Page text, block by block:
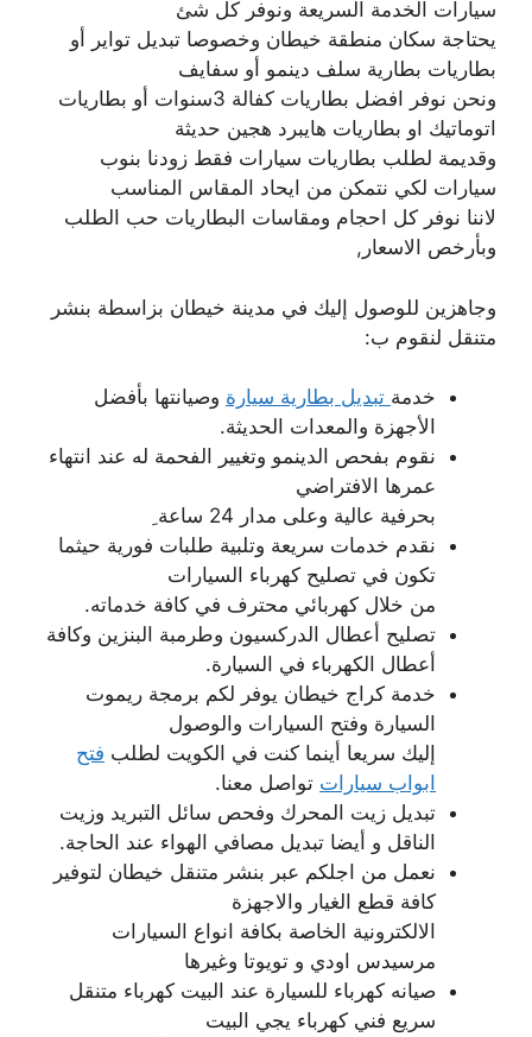
سيارات الخدمة السريعة ونوفر كل شئ
يحتاجة سكان منطقة خيطان وخصوصا تبديل تواير أو
بطاريات بطارية سلف دينمو أو سفايف
ونحن نوفر افضل بطاريات كفالة 3سنوات أو بطاريات
اتوماتيك او بطاريات هايبرد هجين حديثة
وقديمة لطلب بطاريات سيارات فقط زودنا بنوب
سيارات لكي نتمكن من ايحاد المقاس المناسب
لاننا نوفر كل احجام ومقاسات البطاريات حب الطلب
وبأرخص الاسعار,
وجاهزين للوصول إليك في مدينة خيطان بزاسطة بنشر
متنقل لنقوم ب:
خدمة تبديل بطارية سيارة وصيانتها بأفضل
الأجهزة والمعدات الحديثة.
نقوم بفحص الدينمو وتغيير الفحمة له عند انتهاء
عمرها الافتراضي
بحرفية عالية وعلى مدار 24 ساعة ِ
نقدم خدمات سريعة وتلبية طلبات فورية حيثما
تكون في تصليح كهرباء السيارات
من خلال كهربائي محترف في كافة خدماته.
تصليح أعطال الدركسيون وطرمبة البنزين وكافة
أعطال الكهرباء في السيارة.
خدمة كراج خيطان يوفر لكم برمجة ريموت
السيارة وفتح السيارات والوصول
إليك سريعا أينما كنت في الكويت لطلب فتح
ابواب سيارات تواصل معنا.
تبديل زيت المحرك وفحص سائل التبريد وزيت
الناقل و أيضا تبديل مصافي الهواء عند الحاجة.
نعمل من اجلكم عبر بنشر متنقل خيطان لتوفير
كافة قطع الغيار والاجهزة
الالكترونية الخاصة بكافة انواع السيارات
مرسيدس اودي و تويوتا وغيرها
صيانه كهرباء للسيارة عند البيت كهرباء متنقل
سريع فني كهرباء يجي البيت